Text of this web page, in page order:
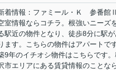
着情報：ファミール・Ｋ 参番館
室情報ならコチラ。根強いニーズ
駅近の物件となり、徒歩8分に駅が
ます。こちらの物件はアパートです
9年のイチオシ物件はこちらです
市エリアにある賃貸情報のことなら